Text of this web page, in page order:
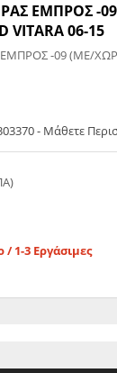
ΕΜΠΡΟΣ -
VITARA 06-15
-09 (ΜΕ/
- Μάθετε
/ 1-3 Εργάσιμες